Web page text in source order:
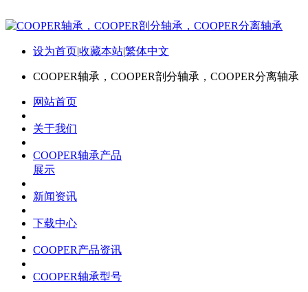
设为首页|收藏本站|繁体中文
COOPER轴承，COOPER剖分轴承，COOPER分离轴承
网站首页
关于我们
COOPER轴承产品
展示
新闻资讯
下载中心
COOPER产品资讯
COOPER轴承型号